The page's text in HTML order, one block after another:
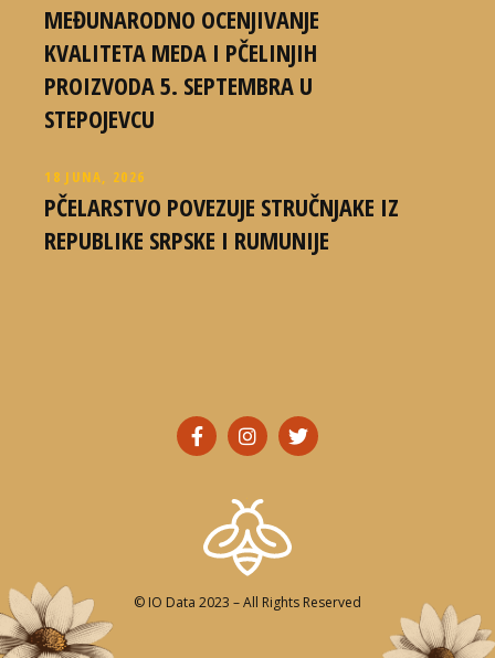
MEĐUNARODNO OCENJIVANJE
KVALITETA MEDA I PČELINJIH
PROIZVODA 5. SEPTEMBRA U
STEPOJEVCU
18 JUNA, 2026
PČELARSTVO POVEZUJE STRUČNJAKE IZ
REPUBLIKE SRPSKE I RUMUNIJE
©IO Data 2023 – All Rights Reserved